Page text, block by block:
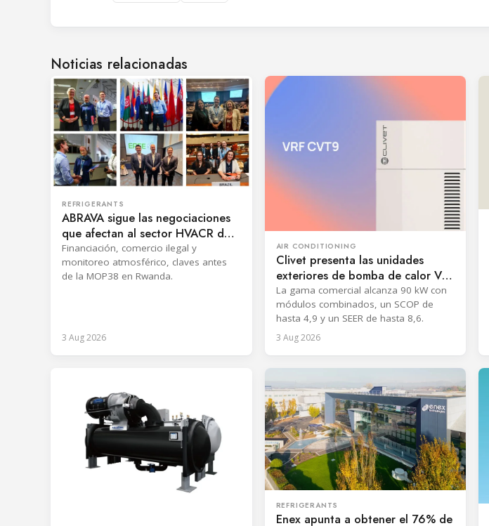
Noticias relacionadas
REFRIGERANTS
ABRAVA sigue las negociaciones
que afectan al sector HVACR de
Brasil
Financiación, comercio ilegal y
monitoreo atmosférico, claves antes
de la MOP38 en Rwanda.
3 Aug 2026
AIR CONDITIONING
Clivet presenta las unidades
exteriores de bomba de calor VRF
CVT9 con R32
La gama comercial alcanza 90 kW con
módulos combinados, un SCOP de
hasta 4,9 y un SEER de hasta 8,6.
3 Aug 2026
REFRIGERANTS
Enex apunta a obtener el 76% de